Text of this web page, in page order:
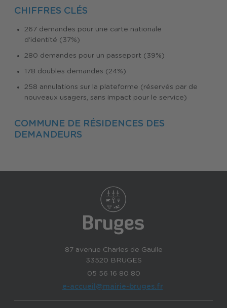
CHIFFRES CLÉS
267 demandes pour une carte nationale
d'identité (37%)
280 demandes pour un passeport (39%)
178 doubles demandes (24%)
258 annulations sur la plateforme (réservés par de
nouveaux usagers, sans impact pour le service)
COMMUNE DE RÉSIDENCES DES
DEMANDEURS
87 avenue Charles de Gaulle
33520 BRUGES
05 56 16 80 80
e-accueil@mairie-bruges.fr